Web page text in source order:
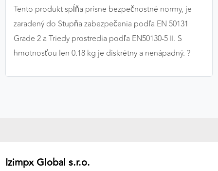
Tento produkt spĺňa prísne bezpečnostné normy, je
zaradený do Stupňa zabezpečenia podľa EN 50131
Grade 2 a Triedy prostredia podľa EN50130-5 II. S
hmotnosťou len 0.18 kg je diskrétny a nenápadný. ?️
Izimpx Global s.r.o.